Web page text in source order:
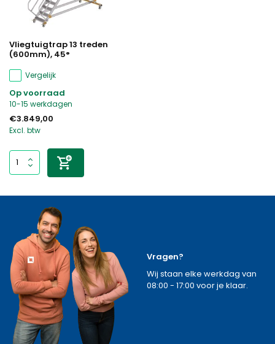
Vliegtuigtrap 13 treden
(600mm), 45°
Vergelijk
Op voorraad
10-15 werkdagen
€3.849,00
Excl. btw
Vragen?
Wij staan elke werkdag van
08:00 - 17:00 voor je klaar.